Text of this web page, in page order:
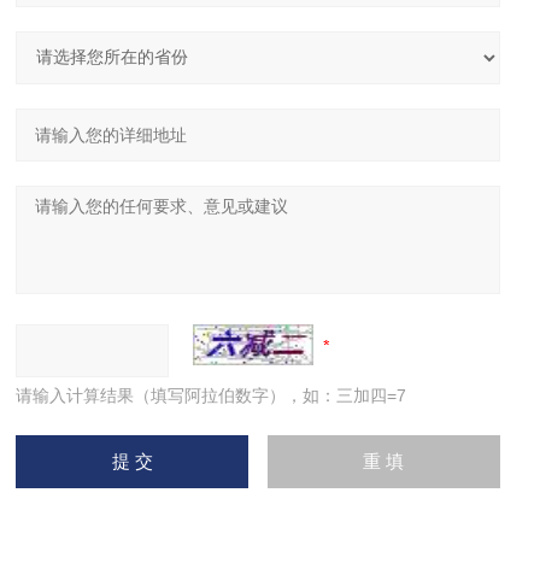
请输入计算结果（填写阿拉伯数字），如：三加四=7